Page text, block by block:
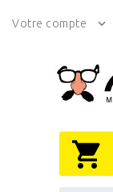
Votre compte